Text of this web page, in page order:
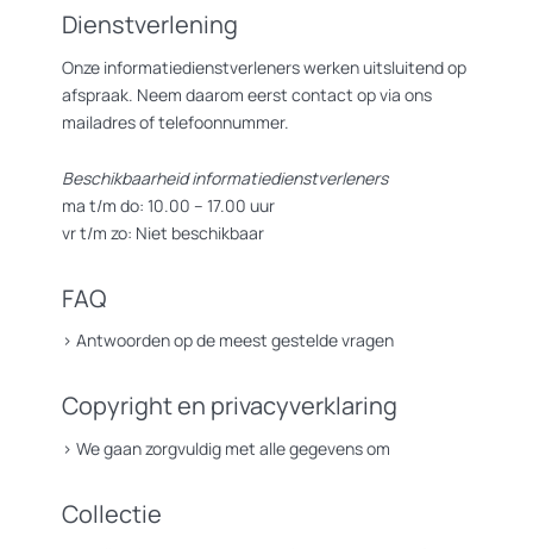
Dienstverlening
Onze informatiedienstverleners werken uitsluitend op
afspraak. Neem daarom eerst contact op via ons
mailadres of telefoonnummer.
Beschikbaarheid informatiedienstverleners
ma t/m do: 10.00 – 17.00 uur
vr t/m zo: Niet beschikbaar
FAQ
> Antwoorden op de meest gestelde vragen
Copyright en privacyverklaring
> We gaan zorgvuldig met alle gegevens om
Collectie